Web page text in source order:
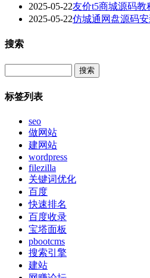
2025-05-22友价t5商城源码教
2025-05-22仿城通网盘源码
搜索
标签列表
seo
做网站
建网站
wordpress
filezilla
关键词优化
百度
快速排名
百度收录
宝塔面板
pbootcms
搜索引擎
建站